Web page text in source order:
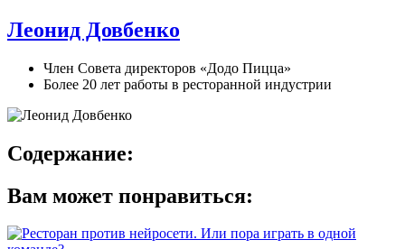
Леонид Довбенко
Член Совета директоров «Додо Пицца»
Более 20 лет работы в ресторанной индустрии
Содержание:
Вам может понравиться: